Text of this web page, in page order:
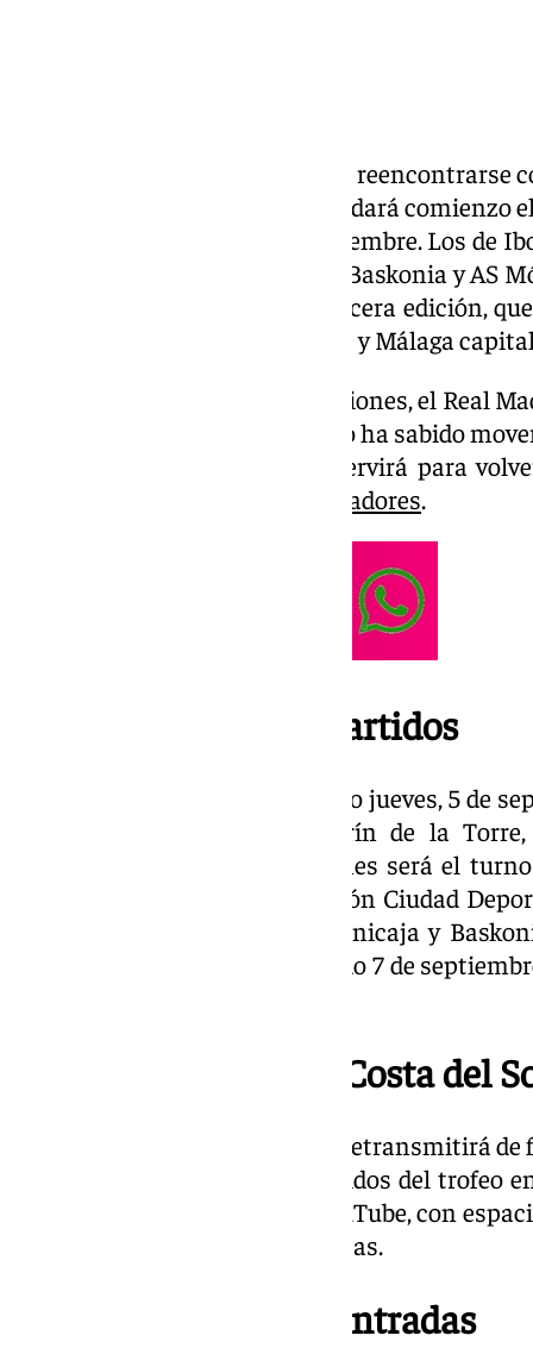
volverá a reencontrarse
Costa del Sol, un triangular que dará comienzo
y que durará hasta el 7 de septiembre. Los de
equipos de Euroliga, como son Baskonia y AS
Carlos Suárez en su decimotercera edición,
de Manilva, Alhaurín de la Torre y Málaga
A diferencia de los últimas ediciones, el Real
trofeo. Eso sí, el club malagueño ha sabido
de altura a los que medirse. Servirá para
nuevos jugadores.
Fecha y hora de los partidos
El torneo comenzará el próximo jueves, 5 de
Pabellón El Limón de Alhaurín de la
enfrentará al Mónaco. El viernes será el
equipo monegasco en el Pabellón Ciudad
las 20:00 horas. Por último, Unicaja y
María Martín Carpena, el sábado 7 de
Dónde ver el Torneo Costa del
El XIII Torneo Costa del Sol se retransmitirá
Esta casa cubrirá los tres partidos del trofeo
TDT y de su canal oficial de YouTube, con
entrevistas con los protagonistas.
Cómo conseguir las entradas